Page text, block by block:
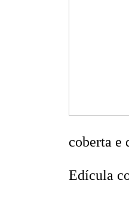
coberta e
Edícula